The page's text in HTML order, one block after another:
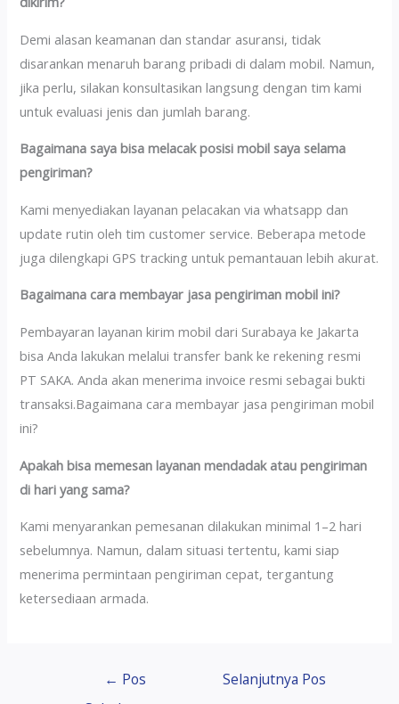
Demi alasan keamanan dan standar asuransi, tidak
disarankan menaruh barang pribadi di dalam mobil. Namun,
jika perlu, silakan konsultasikan langsung dengan tim kami
untuk evaluasi jenis dan jumlah barang.
Bagaimana saya bisa melacak posisi mobil saya selama
pengiriman?
Kami menyediakan layanan pelacakan via whatsapp dan
update rutin oleh tim customer service. Beberapa metode
juga dilengkapi GPS tracking untuk pemantauan lebih akurat.
Bagaimana cara membayar jasa pengiriman mobil ini?
Pembayaran layanan kirim mobil dari Surabaya ke Jakarta
bisa Anda lakukan melalui transfer bank ke rekening resmi
PT SAKA. Anda akan menerima invoice resmi sebagai bukti
transaksi.Bagaimana cara membayar jasa pengiriman mobil
ini?
Apakah bisa memesan layanan mendadak atau pengiriman
di hari yang sama?
Kami menyarankan pemesanan dilakukan minimal 1–2 hari
sebelumnya. Namun, dalam situasi tertentu, kami siap
menerima permintaan pengiriman cepat, tergantung
ketersediaan armada.
← Pos
Selanjutnya Pos